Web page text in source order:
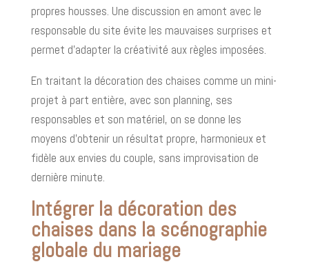
propres housses. Une discussion en amont avec le
responsable du site évite les mauvaises surprises et
permet d’adapter la créativité aux règles imposées.
En traitant la décoration des chaises comme un mini-
projet à part entière, avec son planning, ses
responsables et son matériel, on se donne les
moyens d’obtenir un résultat propre, harmonieux et
fidèle aux envies du couple, sans improvisation de
dernière minute.
Intégrer la décoration des
chaises dans la scénographie
globale du mariage